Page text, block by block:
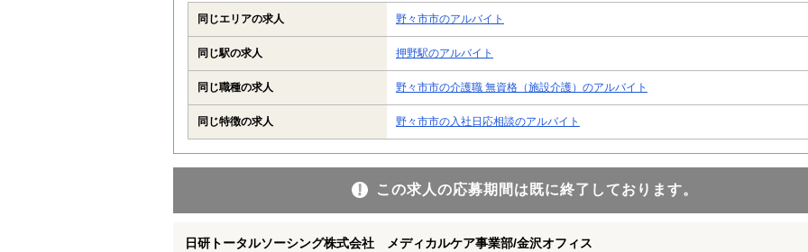
同じエリアの求人 野々市市のアルバイト
同じ駅の求人 押野駅のアルバイト
同じ職種の求人 野々市市の介護職 無資格（施設介護）のアルバイト
同じ特徴の求人 野々市市の入社日応相談のアルバイト
この求人の応募期間は既に終了しております。
日研トータルソーシング株式会社 メディカルケア事業部/金沢オフィス